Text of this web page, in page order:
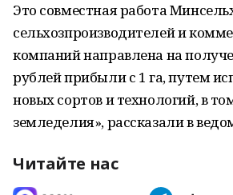
Это совместная работа
сельхозпроизводителей и
компаний направлена на
рублей прибыли с 1 га, путем
новых сортов и технологий, в
земледелия», рассказали в
Читайте нас